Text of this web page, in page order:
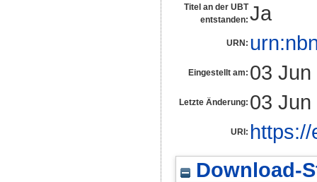
Titel an der UBT
entstanden: Ja
URN:
Eingestellt am: 03
Letzte Änderung: 03
URI:
Download-